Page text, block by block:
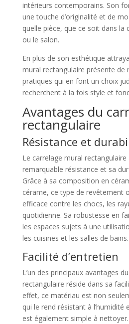
intérieurs contemporains. Son
une touche d’originalité et de
quelle pièce, que ce soit dans la
ou le salon.
En plus de son esthétique
mural rectangulaire présente de
pratiques qui en font un choix
recherchent à la fois style et
Avantages du
rectangulaire
Résistance et
Le carrelage mural
remarquable résistance et sa
Grâce à sa composition en
cérame, ce type de revêtement
efficace contre les chocs, les
quotidienne. Sa robustesse en
les espaces sujets à une
les cuisines et les salles de bains.
Facilité d’entretien
L’un des principaux avantages
rectangulaire réside dans sa
effet, ce matériau est non
qui le rend résistant à l’humidité
est également simple à nettoyer.